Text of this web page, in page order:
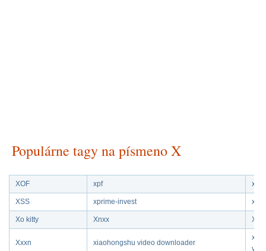
Populárne tagy na písmeno X
XOF xpf xau
XSS xprime-invest xaf
Xo kitty Xnxx XDF
Xxxn xiaohongshu video downloader